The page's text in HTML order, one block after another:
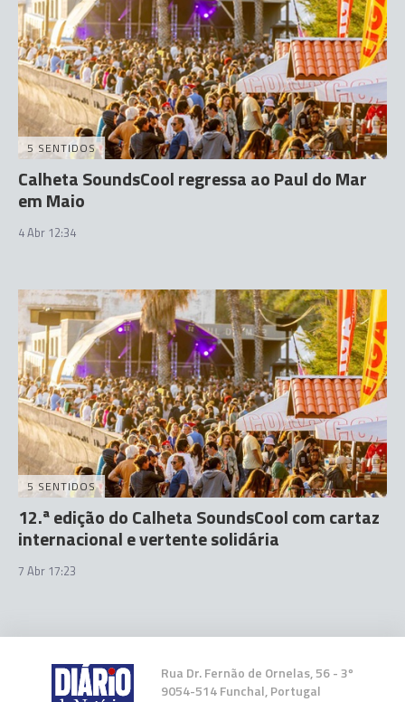
5 SENTIDOS
Calheta SoundsCool regressa ao Paul do Mar
em Maio
4 Abr 12:34
5 SENTIDOS
12.ª edição do Calheta SoundsCool com cartaz
internacional e vertente solidária
7 Abr 17:23
Rua Dr. Fernão de Ornelas, 56 - 3º
9054-514 Funchal, Portugal